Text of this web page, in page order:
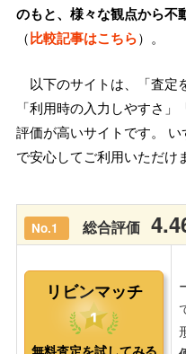
のもと、様々な観点から不
（比較記事はこちら）。
以下のサイトは、「査定
「利用時の入力しやすさ
評価が高いサイトです。 い
で安心してご利用いただけ